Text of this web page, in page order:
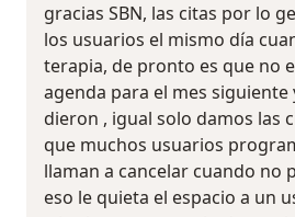
gracias SBN, las citas por lo
los usuarios el mismo día
terapia, de pronto es que no
agenda para el mes siguiente
dieron , igual solo damos las
que muchos usuarios
llaman a cancelar cuando no
eso le quieta el espacio a un